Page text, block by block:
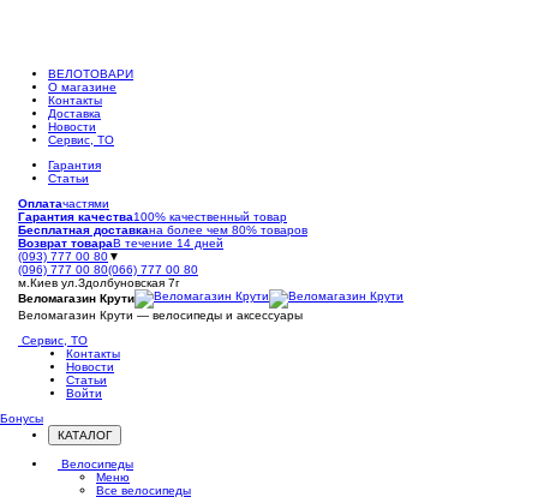
ВЕЛОТОВАРИ
О магазине
Контакты
Доставка
Новости
Сервис, ТО
Гарантия
Статьи
Оплатачастями
Гарантия качества100% качественный товар
Бесплатная доставкана более чем 80% товаров
Возврат товараВ течение 14 дней
(093) 777 00 80▼
(096) 777 00 80(066) 777 00 80
м.Киев ул.Здолбуновская 7г
Веломагазин Крути
Веломагазин Крути — велосипеды и аксессуары
Сервис, ТО
Контакты
Новости
Статьи
Войти
Бонусы
КАТАЛОГ
Открыть
меню
Велосипеды
Меню
Все велосипеды